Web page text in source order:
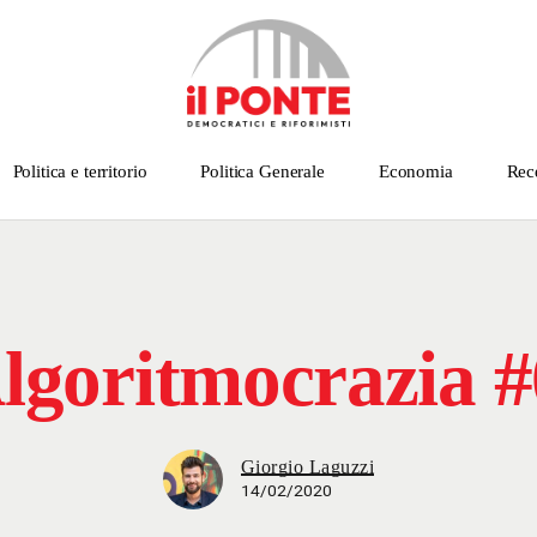
Politica e territorio Politica Generale Economia
Giorgio Laguzzi
14/02/2020